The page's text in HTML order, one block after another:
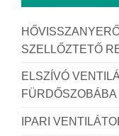
SZELLŐZTETŐ
ELSZÍVÓ
FÜRDŐSZOBÁBA
IPARI